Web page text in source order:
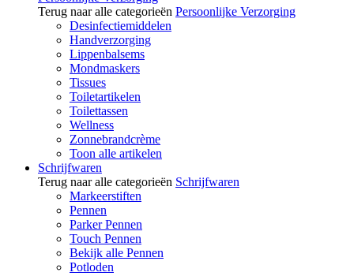
Terug naar alle categorieën Persoonlijke Verzorging
Desinfectiemiddelen
Handverzorging
Lippenbalsems
Mondmaskers
Tissues
Toiletartikelen
Toilettassen
Wellness
Zonnebrandcrème
Toon alle artikelen
Schrijfwaren
Terug naar alle categorieën Schrijfwaren
Markeerstiften
Pennen
Parker Pennen
Touch Pennen
Bekijk alle Pennen
Potloden